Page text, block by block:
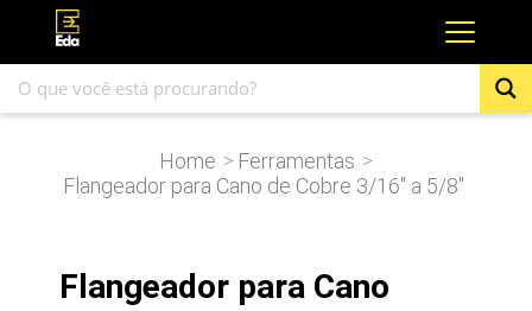
Home > Ferramentas >
Flangeador para Cano de Cobre 3/16″ a 5/8″
Flangeador para Cano